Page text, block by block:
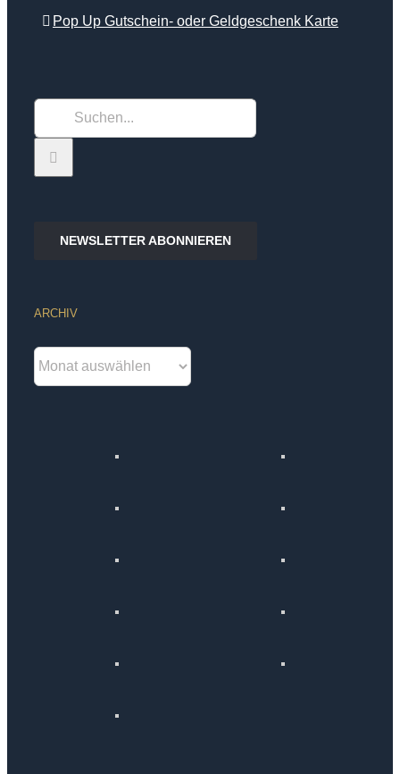
Pop Up Gutschein- oder Geldgeschenk Karte
nach:
NEWSLETTER ABONNIEREN
ARCHIV
Archiv